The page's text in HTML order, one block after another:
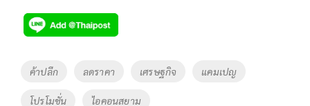
e
b
o
o
tt
er
p
y
Li
Tags
ค้าปลีก ลดราคา เศรษฐกิจ แคมเปญ
โปรโมชั่น ไอคอนสยาม